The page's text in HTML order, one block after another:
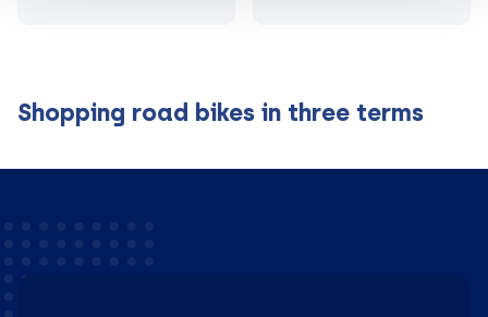
Shopping road bikes in three terms